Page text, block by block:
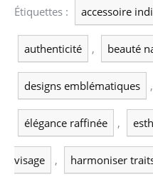
Étiquettes : accessoire
authenticité , beauté
designs emblématiques ,
élégance raffinée ,
visage , harmoniser